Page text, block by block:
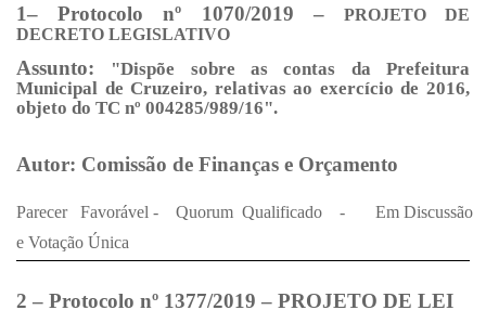
1– Protocolo nº 1070/2019 –
PROJETO DE
DECRETO LEGISLATIVO
Assunto:
"Dispõe sobre as contas da Prefeitura
Municipal de Cruzeiro, relativas ao exercício de 2016,
objeto do TC nº 004285/989/16".
Autor: Comissão de Finanças e Orçamento
Parecer Favorável - Quorum Qualificado - Em Discussão
e Votação Única
2 – Protocolo nº 1377/2019 – PROJETO DE LEI